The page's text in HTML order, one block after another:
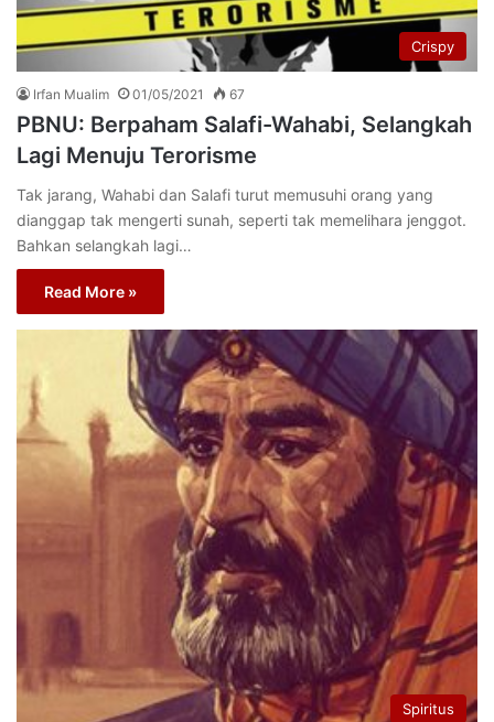
Crispy
Irfan Mualim 01/05/2021 67
PBNU: Berpaham Salafi-Wahabi, Selangkah
Lagi Menuju Terorisme
Tak jarang, Wahabi dan Salafi turut memusuhi orang yang
dianggap tak mengerti sunah, seperti tak memelihara jenggot.
Bahkan selangkah lagi…
Read More »
Spiritus